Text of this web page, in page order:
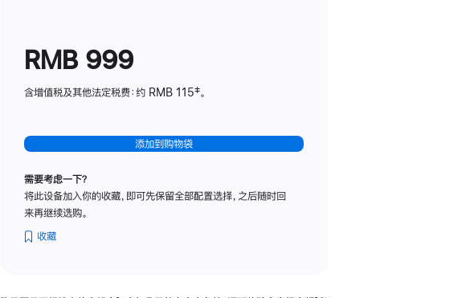
RMB 999
含增值税及其他法定税费：约 RMB 115‡。
添加到购物袋
需要考虑一下？
将此设备加入你的收藏，即可先保留全部配置选择，之后随时回
来再继续选购。
收藏